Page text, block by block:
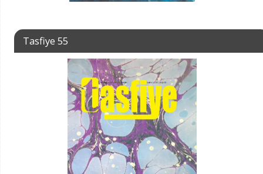
Tasfiye 55